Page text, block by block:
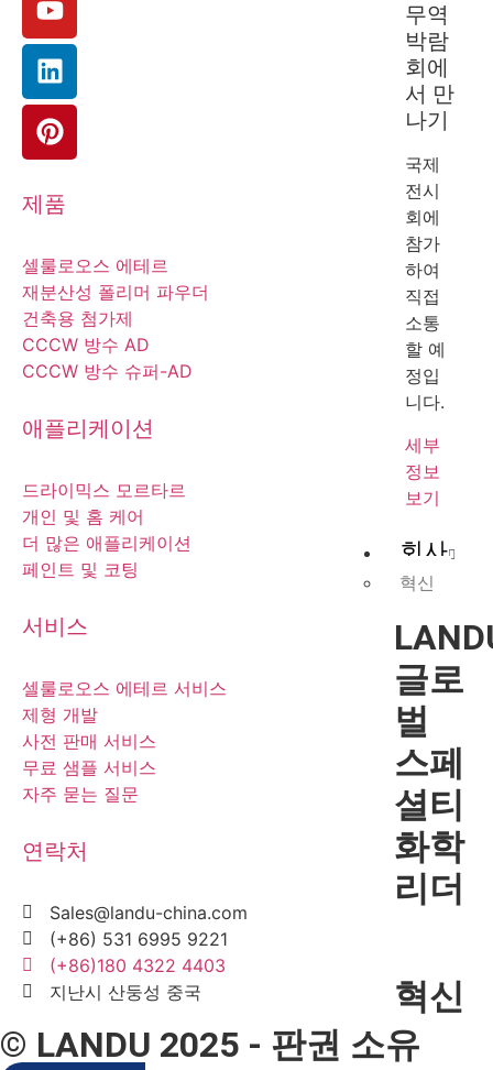
무역
박람
회에
서 만
나기
국제
전시
회에
참가
하여
직접
소통
할 예
정입
니다.
세부
정보
보기
회사
혁신
글로
벌
스페
셜티
화학
리더
혁신
제품
셀룰로오스 에테르
재분산성 폴리머 파우더
건축용 첨가제
CCCW 방수 AD
CCCW 방수 슈퍼-AD
애플리케이션
드라이믹스 모르타르
개인 및 홈 케어
더 많은 애플리케이션
페인트 및 코팅
서비스
셀룰로오스 에테르 서비스
제형 개발
사전 판매 서비스
무료 샘플 서비스
자주 묻는 질문
연락처
Sales@landu-china.com
(+86) 531 6995 9221
(+86)180 4322 4403
지난시 산둥성 중국
© LANDU 2025 - 판권 소유